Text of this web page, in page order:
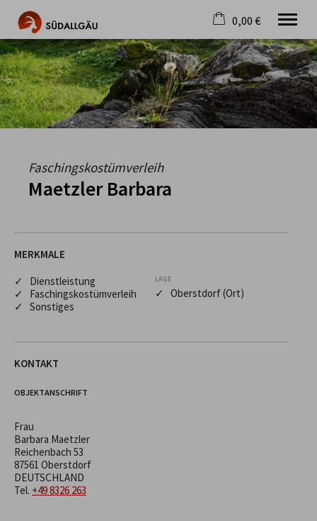
Die schönste Seite im Allgäu
Aktuell
Destination
Gastgeber
Wandern
Mountainbike
Tipps
0,00 €
×
Warenkorb ist leer
Faschingskostümverleih
Maetzler Barbara
MERKMALE
✓ Dienstleistung
✓ Faschingskostümverleih
✓ Sonstiges
LAGE
✓ Oberstdorf (Ort)
KONTAKT
OBJEKTANSCHRIFT
Frau
Barbara Maetzler
Reichenbach 53
87561 Oberstdorf
DEUTSCHLAND
Tel. +49 8326 263